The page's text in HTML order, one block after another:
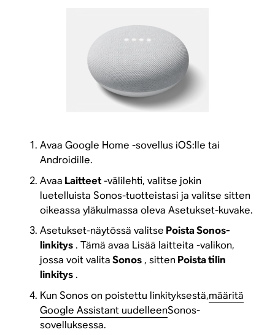
Avaa Google Home -sovellus iOS:lle tai
Androidille.
Avaa Laitteet-välilehti, valitse jokin
luetelluista Sonos-tuotteistasi ja valitse sitten
oikeassa yläkulmassa oleva Asetukset-kuvake.
Asetukset-näytössä valitse Poista Sonos-
linkitys. Tämä avaa Lisää laitteita -valikon,
jossa voit valitaSonos, sittenPoista tilin
linkitys.
Kun Sonos on poistettu linkityksestä,määritä
Google Assistant uudelleenSonos-
sovelluksessa.